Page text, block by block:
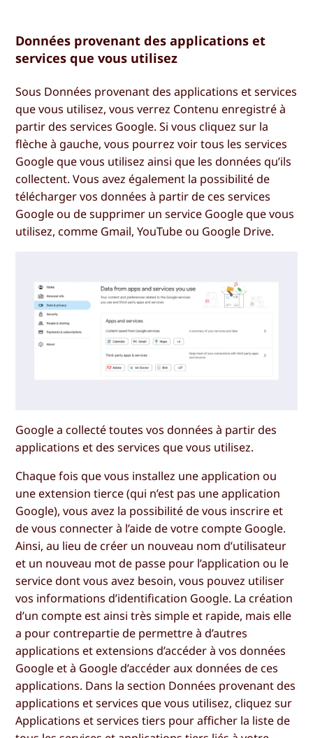
Données provenant des applications et
services que vous utilisez
Sous Données provenant des applications et services
que vous utilisez, vous verrez Contenu enregistré à
partir des services Google. Si vous cliquez sur la
flèche à gauche, vous pourrez voir tous les services
Google que vous utilisez ainsi que les données qu’ils
collectent. Vous avez également la possibilité de
télécharger vos données à partir de ces services
Google ou de supprimer un service Google que vous
utilisez, comme Gmail, YouTube ou Google Drive.
Google a collecté toutes vos données à partir des
applications et des services que vous utilisez.
Chaque fois que vous installez une application ou
une extension tierce (qui n’est pas une application
Google), vous avez la possibilité de vous inscrire et
de vous connecter à l’aide de votre compte Google.
Ainsi, au lieu de créer un nouveau nom d’utilisateur
et un nouveau mot de passe pour l’application ou le
service dont vous avez besoin, vous pouvez utiliser
vos informations d’identification Google. La création
d’un compte est ainsi très simple et rapide, mais elle
a pour contrepartie de permettre à d’autres
applications et extensions d’accéder à vos données
Google et à Google d’accéder aux données de ces
applications. Dans la section Données provenant des
applications et services que vous utilisez, cliquez sur
Applications et services tiers pour afficher la liste de